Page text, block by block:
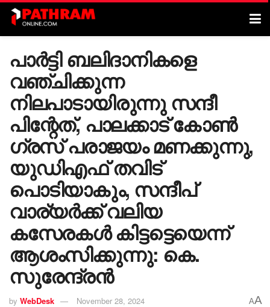
പാർട്ടി ബലിദാനികളെ
വഞ്ചിക്കുന്ന
നിലപാടായിരുന്നു സ​ന്ദീ​
പിന്റേത്, പാലക്കാട് കോൺ​
ഗ്രസ് പരാജയം മണക്കുന്നു,
യുഡിഎഫ് തവിട്
പൊടിയാകും, സന്ദീപ്
വാര്യർക്ക് വലിയ
കസേരകൾ കിട്ടട്ടെയെന്ന്
ആശംസിക്കുന്നു: കെ.
സുരേന്ദ്രൻ
by WebDesk November 28, 2024 AA